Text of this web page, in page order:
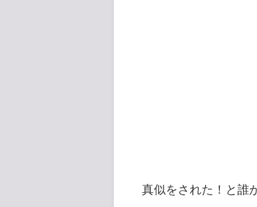
真似をされた！と誰